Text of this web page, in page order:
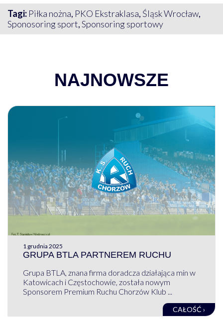
Tagi: Piłka nożna, PKO Ekstraklasa, Śląsk Wrocław,
Sponosoring sport,Sponsoring sportowy
NAJNOWSZE
1 grudnia 2025
GRUPA BTLA PARTNEREM RUCHU
Grupa BTLA, znana firma doradcza działająca min w
Katowicach i Częstochowie, została nowym
Sponsorem Premium Ruchu Chorzów Klub ...
CAŁOŚĆ ›